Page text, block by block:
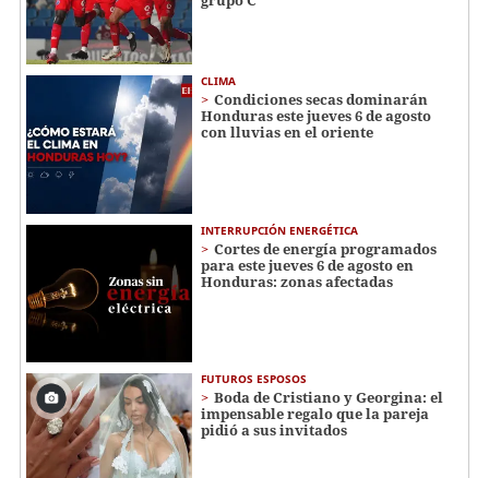
CLIMA
Condiciones secas dominarán
Honduras este jueves 6 de agosto
con lluvias en el oriente
INTERRUPCIÓN ENERGÉTICA
Cortes de energía programados
para este jueves 6 de agosto en
Honduras: zonas afectadas
FUTUROS ESPOSOS
Boda de Cristiano y Georgina: el
impensable regalo que la pareja
pidió a sus invitados